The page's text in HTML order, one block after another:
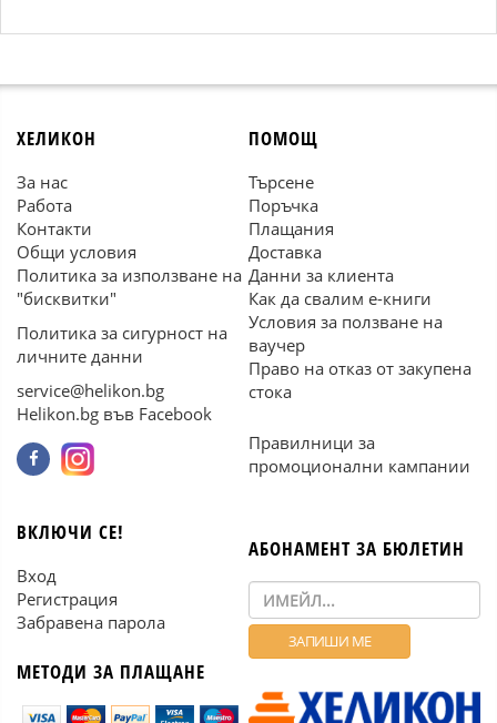
ХЕЛИКОН
За нас
Работа
Контакти
Общи условия
Политика за използване на
"бисквитки"
Политика за сигурност на
личните данни
service@helikon.bg
Helikon.bg във Facebook
ПОМОЩ
Търсене
Поръчка
Плащания
Доставка
Данни за клиента
Как да свалим е-книги
Условия за ползване на
ваучер
Право на отказ от закупена
стока
Правилници за
промоционални кампании
ВКЛЮЧИ СЕ!
Вход
Регистрация
Забравена парола
МЕТОДИ ЗА ПЛАЩАНЕ
АБОНАМЕНТ ЗА БЮЛЕТИН